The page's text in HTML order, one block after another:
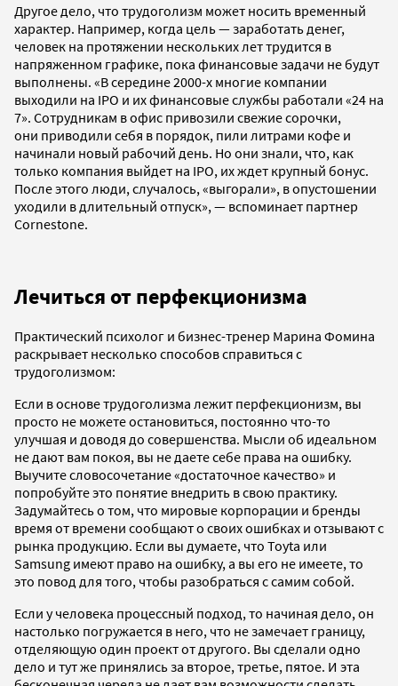
Другое дело, что трудоголизм может носить временный
характер. Например, когда цель — заработать денег,
человек на протяжении нескольких лет трудится в
напряженном графике, пока финансовые задачи не будут
выполнены. «В середине 2000-х многие компании
выходили на IPO и их финансовые службы работали «24 на
7». Сотрудникам в офис привозили свежие сорочки,
они приводили себя в порядок, пили литрами кофе и
начинали новый рабочий день. Но они знали, что, как
только компания выйдет на IPO, их ждет крупный бонус.
После этого люди, случалось, «выгорали», в опустошении
уходили в длительный отпуск», — вспоминает партнер
Cornestone.
Лечиться от перфекционизма
Практический психолог и бизнес-тренер Марина Фомина
раскрывает несколько способов справиться с
трудоголизмом:
Если в основе трудоголизма лежит перфекционизм, вы
просто не можете остановиться, постоянно что-то
улучшая и доводя до совершенства. Мысли об идеальном
не дают вам покоя, вы не даете себе права на ошибку.
Выучите словосочетание «достаточное качество» и
попробуйте это понятие внедрить в свою практику.
Задумайтесь о том, что мировые корпорации и бренды
время от времени сообщают о своих ошибках и отзывают с
рынка продукцию. Если вы думаете, что Toyta или
Samsung имеют право на ошибку, а вы его не имеете, то
это повод для того, чтобы разобраться с самим собой.
Если у человека процессный подход, то начиная дело, он
настолько погружается в него, что не замечает границу,
отделяющую один проект от другого. Вы сделали одно
дело и тут же принялись за второе, третье, пятое. И эта